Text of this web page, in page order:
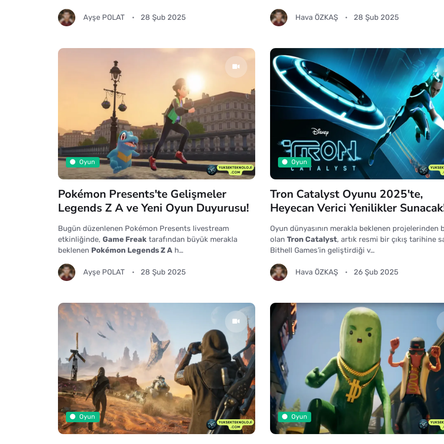
Ayşe POLAT 28 Şub 2025 Hava ÖZKAŞ 28 Şub 2025
Oyun
Pokémon Presents'te Gelişmeler
Legends Z A ve Yeni Oyun Duyurusu!
Bugün düzenlenen Pokémon Presents livestream
etkinliğinde, Game Freak tarafından büyük merakla
beklenen Pokémon Legends Z A h…
Ayşe POLAT 28 Şub 2025
Oyun
Tron Catalyst Oyunu 2025'te,
Heyecan Verici Yenilikler
Oyun dünyasının merakla beklenen projelerinden
olan Tron Catalyst, artık resmi bir çıkış tarihine
Bithell Games’in geliştirdiği v…
Hava ÖZKAŞ 26 Şub 2025
Oyun Oyun